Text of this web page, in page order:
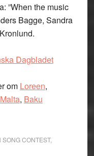
”When the music
Bagge, Sandra
Dagbladet
om Loreen,
Malta, Baku
SONG CONTEST,